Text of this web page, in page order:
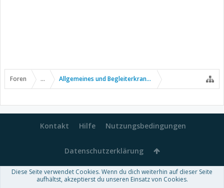
Foren ... Allgemeines und Begleiterkrankungen
Kontakt Hilfe Nutzungsbedingungen
Datenschutzerklärung
Forum software by XenForo™-Deutsch von xenDach
Diese Seite verwendet Cookies. Wenn du dich weiterhin auf dieser Seite
aufhältst, akzeptierst du unseren Einsatz von Cookies.